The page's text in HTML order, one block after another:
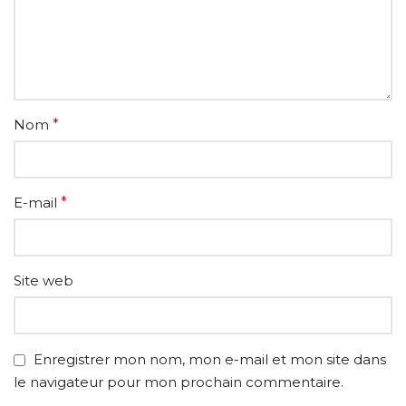
Nom *
E-mail *
Site web
Enregistrer mon nom, mon e-mail et mon site dans
le navigateur pour mon prochain commentaire.